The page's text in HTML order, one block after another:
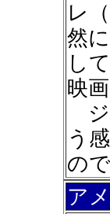
レ
然
し
映
ジ
う
の
ア